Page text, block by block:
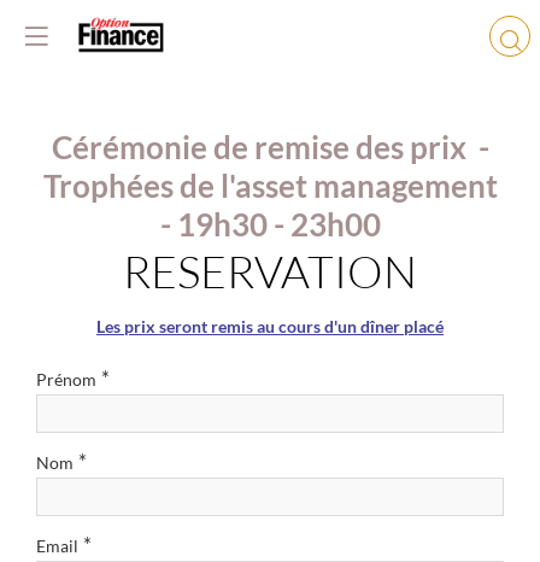
Cérémonie de remise des prix -
Trophées de l'asset management
- 19h30 - 23h00
RESERVATION
Les prix seront remis au cours d'un dîner placé
Prénom *
Nom *
Email *